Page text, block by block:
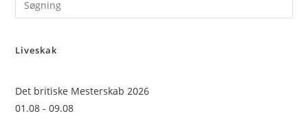
Liveskak
Det britiske Mesterskab 2026
01.08 - 09.08